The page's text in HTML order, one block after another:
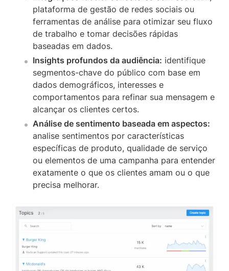
plataforma de gestão de redes sociais ou
ferramentas de análise para otimizar seu fluxo
de trabalho e tomar decisões rápidas
baseadas em dados.
Insights profundos da audiência: identifique
segmentos-chave do público com base em
dados demográficos, interesses e
comportamentos para refinar sua mensagem e
alcançar os clientes certos.
Análise de sentimento baseada em aspectos:
analise sentimentos por características
específicas de produto, qualidade de serviço
ou elementos de uma campanha para entender
exatamente o que os clientes amam ou o que
precisa melhorar.